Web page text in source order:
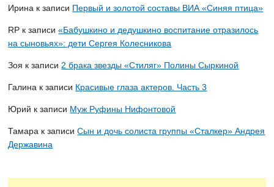
Ирина к записи Первый и золотой составы ВИА «Синяя птица»
RP к записи«Бабушкино и дедушкино воспитание отразилось
на сыновьях»: дети Сергея Колесникова
Зоя к записи 2 брака звезды «Стиляг» Полины Сыркиной
Галина к записи Красивые глаза актеров. Часть 3
Юрий к записи Муж Руфины Нифонтовой
Тамара к записиСын и дочь солиста группы «Сталкер» Андрея
Державина